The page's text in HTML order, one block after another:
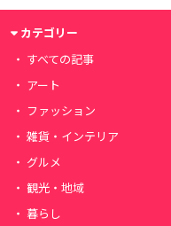
カテゴリー
すべての記事
アート
ファッション
雑貨・インテリア
グルメ
観光・地域
暮らし